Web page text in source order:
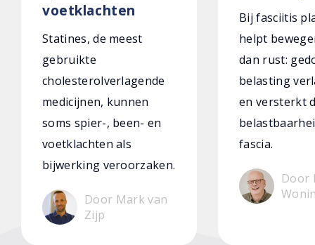
voetklachten
Statines, de meest
gebruikte
cholesterolverlagende
medicijnen, kunnen
soms spier-, been- en
voetklachten als
bijwerking veroorzaken.
Door Mark van
Zijp
Bij fasciitis
helpt
dan rust:
belasting
en versterkt
fascia.
Door